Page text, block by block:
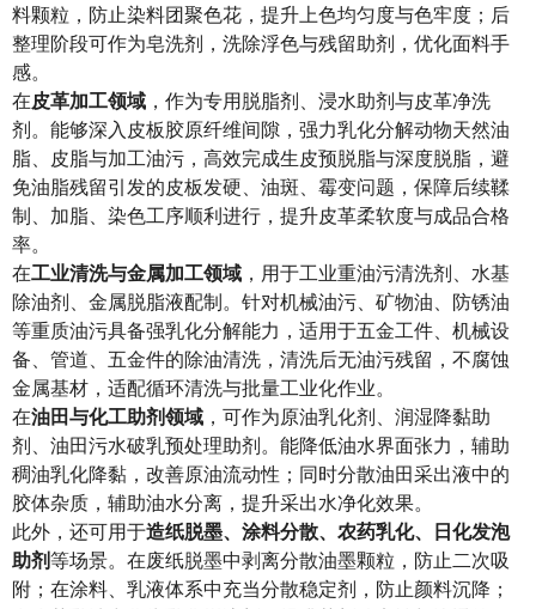
料颗粒，防止染料团聚色花，提升上色均匀度与色牢度；后
整理阶段可作为皂洗剂，洗除浮色与残留助剂，优化面料手
感。
在皮革加工领域 ，作为专用脱脂剂、浸水助剂与皮革净洗
剂。能够深入皮板胶原纤维间隙，强力乳化分解动物天然油
脂、皮脂与加工油污，高效完成生皮预脱脂与深度脱脂，避
免油脂残留引发的皮板发硬、油斑、霉变问题，保障后续鞣
制、加脂、染色工序顺利进行，提升皮革柔软度与成品合格
率。
在工业清洗与金属加工领域 ，用于工业重油污清洗剂、水基
除油剂、金属脱脂液配制。针对机械油污、矿物油、防锈油
等重质油污具备强乳化分解能力，适用于五金工件、机械设
备、管道、五金件的除油清洗，清洗后无油污残留，不腐蚀
金属基材，适配循环清洗与批量工业化作业。
在油田与化工助剂领域 ，可作为原油乳化剂、润湿降黏助
剂、油田污水破乳预处理助剂。能降低油水界面张力，辅助
稠油乳化降黏，改善原油流动性；同时分散油田采出液中的
胶体杂质，辅助油水分离，提升采出水净化效果。
此外，还可用于造纸脱墨、涂料分散、农药乳化、日化发泡
助剂等场景。在废纸脱墨中剥离分散油墨颗粒，防止二次吸
附；在涂料、乳液体系中充当分散稳定剂，防止颜料沉降；